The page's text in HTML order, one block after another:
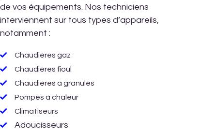
de vos équipements. Nos techniciens
interviennent sur tous types d’appareils,
notamment :
Chaudières gaz
Chaudières fioul
Chaudières à granulés
Pompes à chaleur
Climatiseurs
Adoucisseurs